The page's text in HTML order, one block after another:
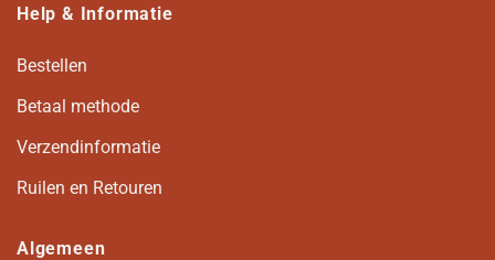
Help & Informatie
Bestellen
Betaal methode
Verzendinformatie
Ruilen en Retouren
Algemeen